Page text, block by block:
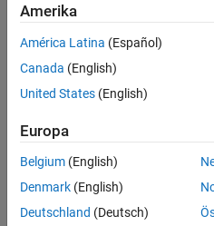
Business Model Team
Human Resources
Legal
Büro- und Verwaltungsdienste
Derzeit
es
keine
offenen
Stellen,
Ihren
Suchkriterien
entsprechen.
können
Amerika
América Latina (Español)
Canada (English)
United States (English)
Europa
Belgium (English)
Denmark (English)
Deutschland (Deutsch)